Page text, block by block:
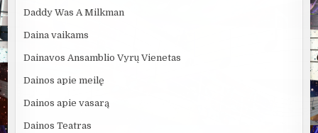
Daddy Was A Milkman
Daina vaikams
Dainavos Ansamblio Vyrų Vienetas
Dainos apie meilę
Dainos apie vasarą
Dainos Teatras